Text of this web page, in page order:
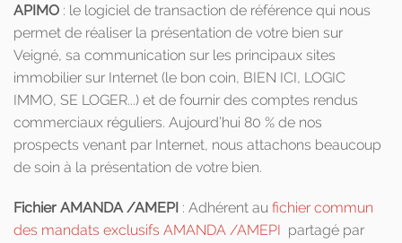
APIMO : le logiciel de transaction de référence qui nous
permet de réaliser la présentation de votre bien sur
Veigné, sa communication sur les principaux sites
immobilier sur Internet (le bon coin, BIEN ICI, LOGIC
IMMO, SE LOGER...) et de fournir des comptes rendus
commerciaux réguliers. Aujourd’hui 80 % de nos
prospects venant par Internet, nous attachons beaucoup
de soin à la présentation de votre bien.
Fichier AMANDA /AMEPI : Adhérent au fichier commun
des mandats exclusifs AMANDA /AMEPI partagé par